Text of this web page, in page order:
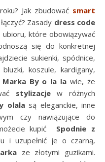
Jak zbudować smart
Zasady dress code
które obowiązywać
się do konkretnej
sukienki, spódnice,
koszule, kardigany,
Marka By o la la wie, że
stylizacjew różnych
olalasą eleganckie, inne
czy nawiązujące do
kupić Spodnie z
i uzupełnić je o czarną,
ze złotymi guzikami.